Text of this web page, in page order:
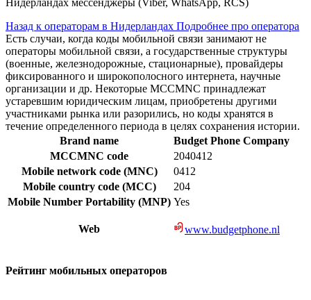
Нидерландах мессенджеры (Viber, WhatsApp, RCS)
Назад к операторам в Нидерландах Подробнее про оператора
Есть случаи, когда коды мобильной связи занимают не
операторы мобильной связи, а государственные структуры
(военные, железнодорожные, стационарные), провайдеры
фиксированного и широкополосного интернета, научные
организации и др. Некоторые MCCMNC принадлежат
устаревшим юридическим лицам, приобретены другими
участниками рынка или разорились, но коды хранятся в
течение определенного периода в целях сохранения истории.
Brand name
Budget Phone Company
MCCMNC code
2040412
Mobile network code (MNC)
0412
Mobile country code (MCC)
204
Mobile Number Portability (MNP) Yes
Web www.budgetphone.nl
Рейтинг мобильных операторов